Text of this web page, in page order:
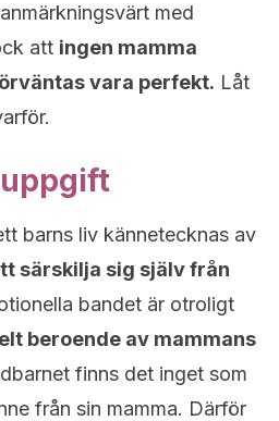
med
att ingen mamma
vara perfekt. Låt
uppgift
barns liv kännetecknas av
särskilja sig själv från
bandet är otroligt
beroende av mammans
finns det inget som
från sin mamma. Därför